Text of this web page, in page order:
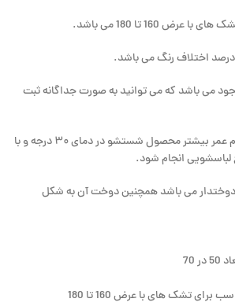
160 تا 180 می باشد.
می باشد که می توانید به صورت جداگانه ثبت
توصیه می شود که برای دوام عمر بیشتر محصول شستشو در دمای ۳۰ درجه و با
لباسشویی انجام شود.
می باشد همچنین دوخت آن به شکل
70
تشک های با عرض 160 تا 180